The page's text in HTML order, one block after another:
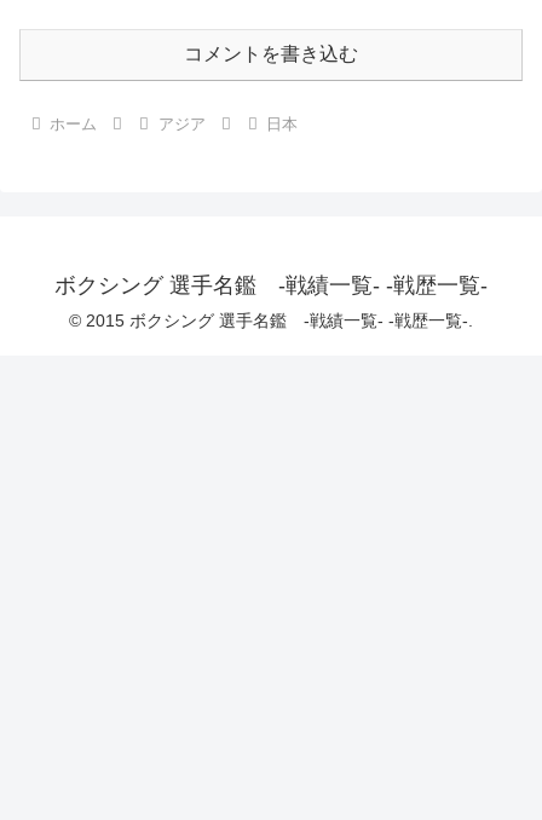
コメントを書き込む
ホーム アジア 日本
ボクシング 選手名鑑 -戦績一覧- -戦歴一覧-
© 2015 ボクシング 選手名鑑 -戦績一覧- -戦歴一覧-.